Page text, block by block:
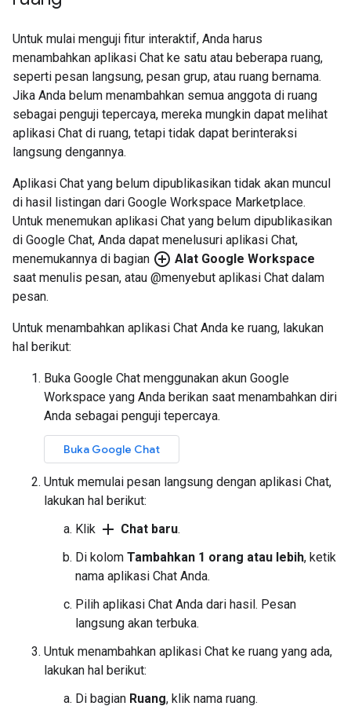
Untuk mulai menguji fitur interaktif, Anda harus
menambahkan aplikasi Chat ke satu atau beberapa ruang,
seperti pesan langsung, pesan grup, atau ruang bernama.
Jika Anda belum menambahkan semua anggota di ruang
sebagai penguji tepercaya, mereka mungkin dapat melihat
aplikasi Chat di ruang, tetapi tidak dapat berinteraksi
langsung dengannya.
Aplikasi Chat yang belum dipublikasikan tidak akan muncul
di hasil listingan dari Google Workspace Marketplace.
Untuk menemukan aplikasi Chat yang belum dipublikasikan
di Google Chat, Anda dapat menelusuri aplikasi Chat,
menemukannya di bagian add_circle_outline Alat Google Workspace
saat menulis pesan, atau @menyebut aplikasi Chat dalam
pesan.
Untuk menambahkan aplikasi Chat Anda ke ruang, lakukan
hal berikut:
Buka Google Chat menggunakan akun Google
Workspace yang Anda berikan saat menambahkan diri
Anda sebagai penguji tepercaya.
Buka Google Chat
Untuk memulai pesan langsung dengan aplikasi Chat,
lakukan hal berikut:
Klik add Chat baru.
Di kolom Tambahkan 1 orang atau lebih, ketik
nama aplikasi Chat Anda.
Pilih aplikasi Chat Anda dari hasil. Pesan
langsung akan terbuka.
Untuk menambahkan aplikasi Chat ke ruang yang ada,
lakukan hal berikut:
Di bagian Ruang, klik nama ruang.